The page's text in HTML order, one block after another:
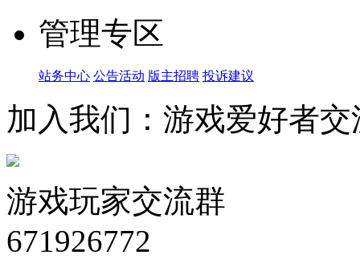
管理专区
站务中心 公告活动 版主招聘 投诉建议
加入我们：游戏爱好者交
游戏玩家交流群
671926772